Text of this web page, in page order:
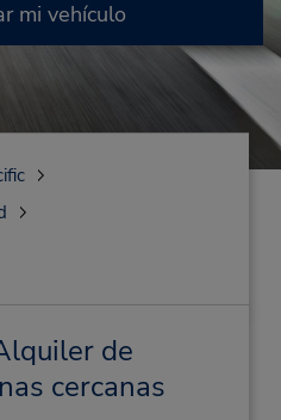
mi vehículo
de
cercanas